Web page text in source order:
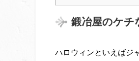
鍛冶屋のケチ
ハロウィンといえばジ